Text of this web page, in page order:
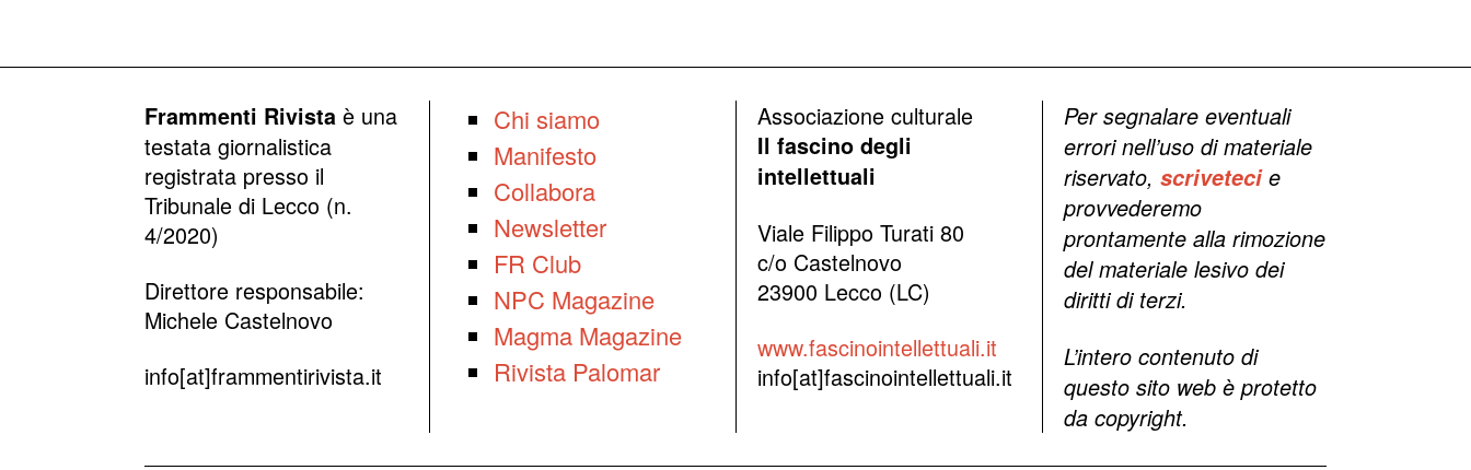
Frammenti Rivista è una
testata giornalistica
registrata presso il
Tribunale di Lecco (n.
4/2020)
Direttore responsabile:
Michele Castelnovo
info[at]frammentirivista.it
Chi siamo
Manifesto
Collabora
Newsletter
FR Club
NPC Magazine
Magma Magazine
Rivista Palomar
Associazione culturale
Il fascino degli
intellettuali
Viale Filippo Turati 80
c/o Castelnovo
23900 Lecco (LC)
www.fascinointellettuali.it
info[at]fascinointellettuali.it
Per segnalare eventuali
errori nell’uso di materiale
riservato, scriveteci e
provvederemo
prontamente alla rimozione
del materiale lesivo dei
diritti di terzi.
L’intero contenuto di
questo sito web è protetto
da copyright.